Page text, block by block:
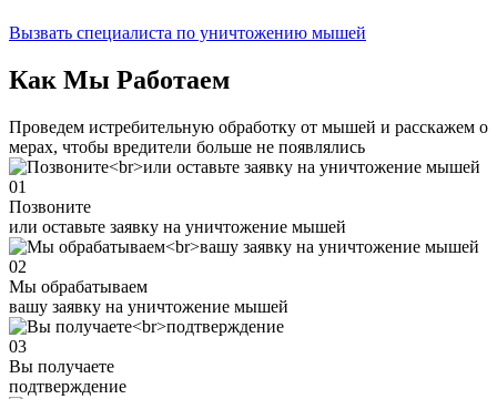
Вызвать специалиста по уничтожению мышей
Как Мы Работаем
Проведем истребительную обработку от мышей и расскажем о
мерах, чтобы вредители больше не появлялись
01
Позвоните
или оставьте заявку на уничтожение мышей
02
Мы обрабатываем
вашу заявку на уничтожение мышей
03
Вы получаете
подтверждение